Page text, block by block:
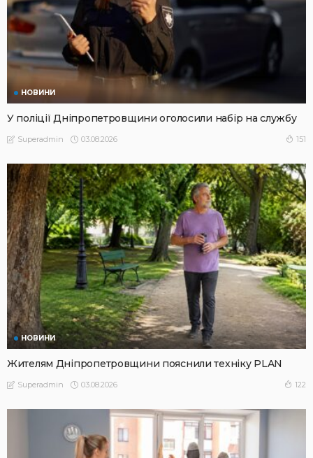
НОВИНИ
У поліції Дніпропетровщини оголосили набір на службу
Superadmin 03.08.2026 151
НОВИНИ
Жителям Дніпропетровщини пояснили техніку PLAN
Superadmin 03.08.2026 122